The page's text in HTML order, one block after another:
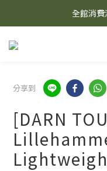
🌟 想知道現在有
全館消費
🌟 想知道現在有
分享到
[DARN